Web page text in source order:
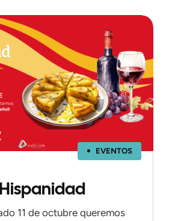
EVENTOS
11 de octubre queremos